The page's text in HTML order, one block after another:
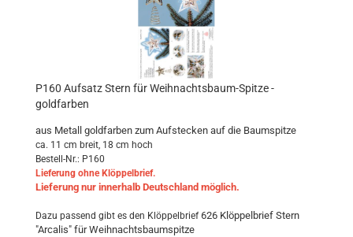
P160 Aufsatz Stern für Weihnachtsbaum-Spitze -
goldfarben
aus Metall goldfarben zum Aufstecken auf die Baumspitze
ca. 11 cm breit, 18 cm hoch
Bestell-Nr.: P160
Lieferung ohne Klöppelbrief.
Lieferung nur innerhalb Deutschland möglich.
Dazu passend gibt es den Klöppelbrief626 Klöppelbrief Stern
"Arcalis" für Weihnachtsbaumspitze